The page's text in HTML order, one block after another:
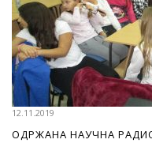
12.11.2019
OДРЖАНА НАУЧНА